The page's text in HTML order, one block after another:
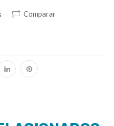
Comparar